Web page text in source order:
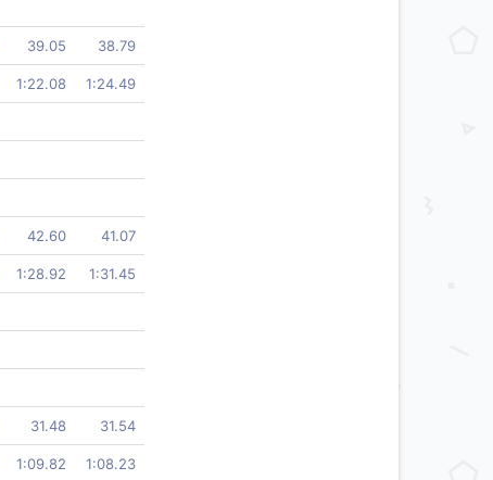
39.05 38.79
1:22.08 1:24.49
42.60 41.07
1:28.92 1:31.45
31.48 31.54
1:09.82 1:08.23